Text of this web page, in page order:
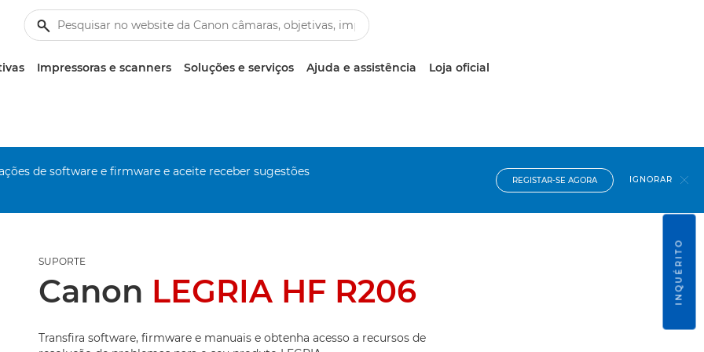
Impressoras e scanners Soluções e serviços Ajuda e assistência Loja oficial
de software e firmware e aceite receber sugestões
REGISTAR-SE AGORA IGNORAR
SUPORTE
Canon LEGRIA HF R206
Transfira software, firmware e manuais e obtenha acesso a recursos de
INQUÉRITO